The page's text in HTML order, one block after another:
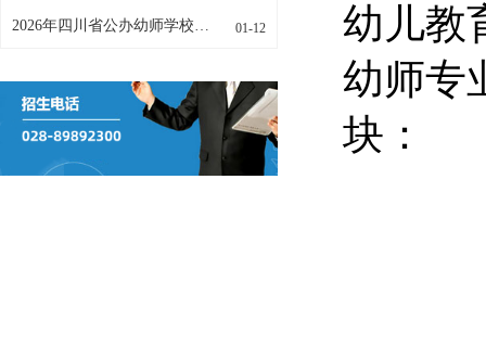
2026年四川省公办幼师学校有哪些 01-12
幼儿教
幼师专
块：